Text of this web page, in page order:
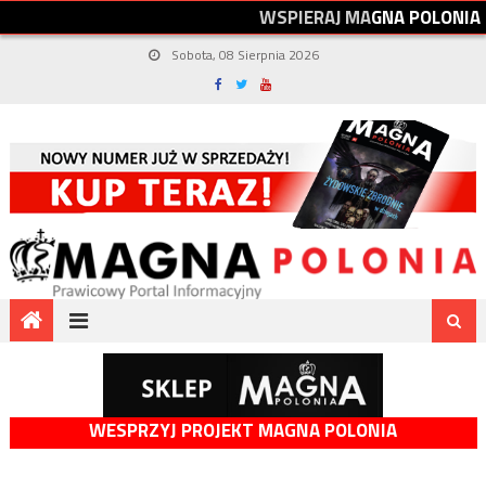
WSPIERAJMAGNAPOLONIA
Sobota, 08 Sierpnia 2026
WESPRZYJ PROJEKT MAGNA POLONIA